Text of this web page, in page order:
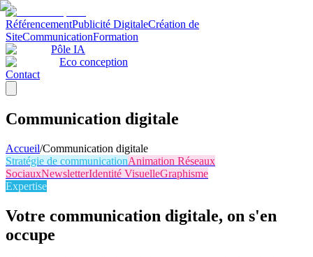
RéférencementPublicité DigitaleCréation de
SiteCommunicationFormation
Pôle IA
Eco conception
Contact
Communication digitale
Accueil/Communication digitale
Stratégie de communicationAnimation Réseaux
SociauxNewsletterIdentité VisuelleGraphisme
Expertise
Votre communication digitale, on s'en
occupe